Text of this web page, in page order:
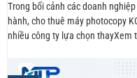
Trong bối cảnh các doanh
hành, cho thuê máy photocopy
nhiều công ty lựa chọn thayXem